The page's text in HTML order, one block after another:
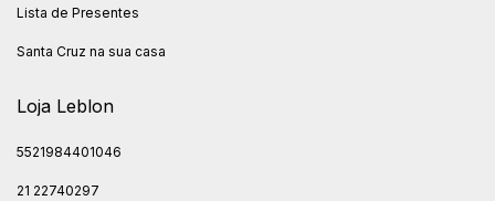
Lista de Presentes
Santa Cruz na sua casa
Loja Leblon
5521984401046
21 22740297